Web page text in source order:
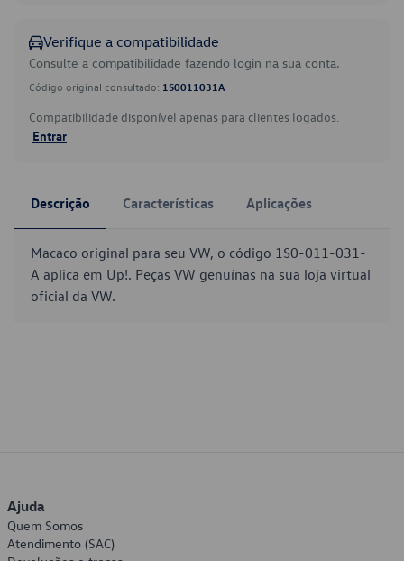
Verifique a compatibilidade
Consulte a compatibilidade fazendo login na sua conta.
Código original consultado: 1S0011031A
Compatibilidade disponível apenas para clientes logados.
Entrar
Descrição Características Aplicações
Macaco original para seu VW, o código 1S0-011-031-
A aplica em Up!. Peças VW genuínas na sua loja virtual
oficial da VW.
Ajuda
Quem Somos
Atendimento (SAC)